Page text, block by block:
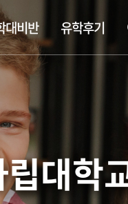
학교
추천 정규유학
대비반
대비반 미대 포트폴리
유학후기
비자정보
대학